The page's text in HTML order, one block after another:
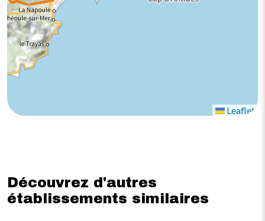
Leaflet
Découvrez d'autres
établissements similaires